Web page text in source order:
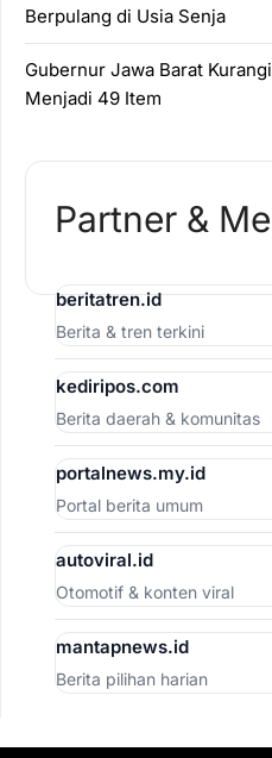
Berpulang di Usia Senja
Gubernur Jawa Barat
Menjadi 49 Item
Partner &
beritatren.id
Berita & tren terkini
kediripos.com
Berita daerah & komunitas
portalnews.my.id
Portal berita umum
autoviral.id
Otomotif & konten viral
mantapnews.id
Berita pilihan harian